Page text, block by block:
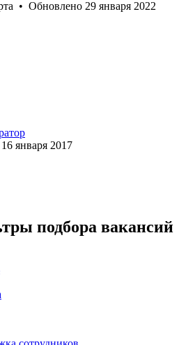
• Обновлено 29 января 2022
16 января 2017
подбора вакансий